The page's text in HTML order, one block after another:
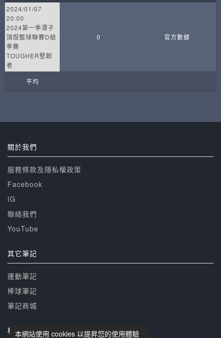
2024/01/07
20:00
2024第一季潭子
頂煜籃球聯賽D組
季賽
TOUGHER堅韌
者
0 官方數據
平均
本網站使用 cookies 以提昇您的使用體驗
關於我們
服務條款及隱私權政策
Facebook
IG
聯絡我們
YouTube
其它筆記
運動筆記
棒球筆記
筆記商城
相關網站